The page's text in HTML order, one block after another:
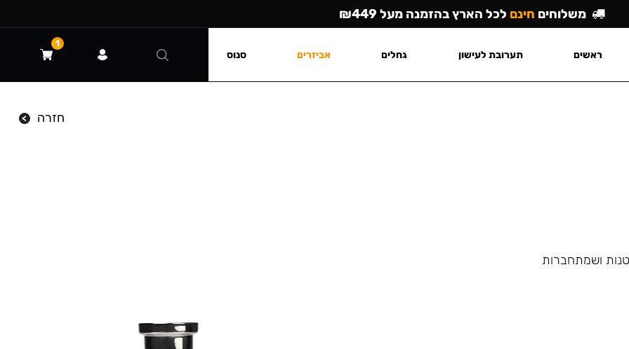
חזרה
קטנות ושמתחברות
משלוחים חינם לכל הארץ בהזמנה מעל ₪449
ראשים תערובת לעישון גחלים אביזרים סנוס
1